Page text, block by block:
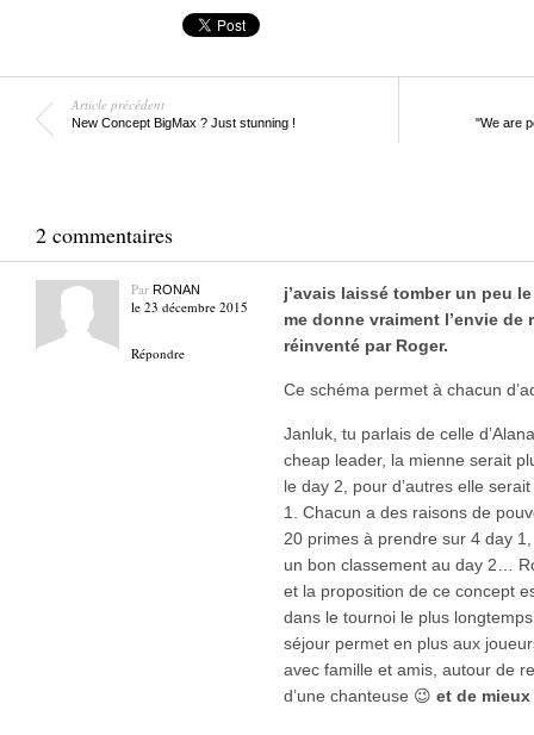
Article précédent
New Concept BigMax ? Just stunning ! "We are
2 commentaires
Par RONAN
le 23 décembre 2015
Répondre
j’avais laissé tomber un peu
me donne vraiment l’envie de
réinventé par Roger.
Ce schéma permet à chacun
Janluk, tu parlais de celle
cheap leader, la mienne serait
le day 2, pour d’autres elle
1. Chacun a des raisons de
20 primes à prendre sur 4 day
un bon classement au day 2…
et la proposition de ce concept
dans le tournoi le plus
séjour permet en plus aux
avec famille et amis, autour de
d’une chanteuse 😉 et de